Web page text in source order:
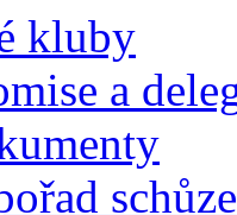
kluby
a
schůze